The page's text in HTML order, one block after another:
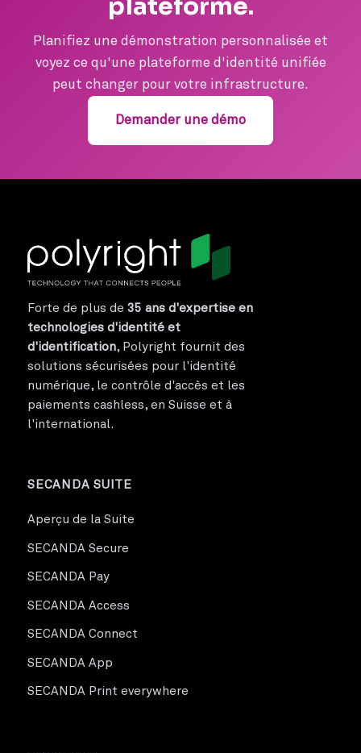
plateforme.
Planifiez une démonstration personnalisée et
voyez ce qu'une plateforme d'identité unifiée
peut changer pour votre infrastructure.
Demander une démo
Forte de plus de 35 ans d'expertise en
technologies d'identité et
d'identification, Polyright fournit des
solutions sécurisées pour l'identité
numérique, le contrôle d'accès et les
paiements cashless, en Suisse et à
l'international.
SECANDA SUITE
Aperçu de la Suite
SECANDA Secure
SECANDA Pay
SECANDA Access
SECANDA Connect
SECANDA App
SECANDA Print everywhere